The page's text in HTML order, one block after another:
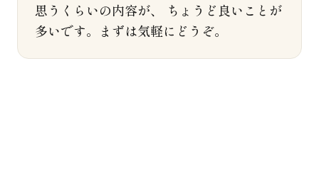
思うくらいの内容が、 ちょうど良いことが
多いです。まずは気軽にどうぞ。